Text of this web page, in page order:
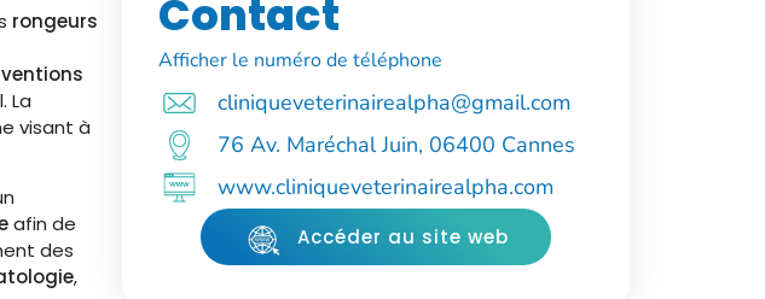
rongeurs
La
visant à
afin de
des
,
Contact
Afficher le numéro de téléphone
cliniqueveterinairealpha@gmail.com
76 Av. Maréchal Juin, 06400 Cannes
www.cliniqueveterinairealpha.com
Accéder au site web